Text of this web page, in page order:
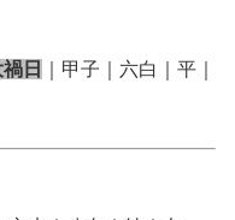
日
｜甲子｜六白｜平｜